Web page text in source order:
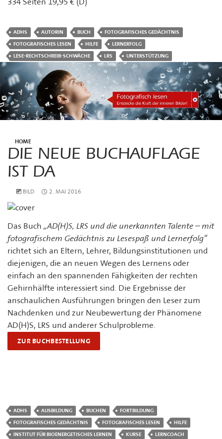
ADHS AUTORIN BUCH
FOTOGRAFISCHES GEDÄCHTNIS
FOTOGRAFISCHES LESEN
HILFE
LERNERFOLG
LESE-RECHTSCHREIB-SCHWÄCHE
LRS UNTERSTÜTZUNG
HOME
DIE NEUE BUCHAUFLAGE
IST DA
BILD 2. MAI 2016
Das Buch „AD(H)S, LRS und die unerkannten Talente – mit
fotografischem Gedächtnis zu Lesespaß und Lernerfolg“
richtet sich an Eltern, Lehrer, Bildungsinstitutionen und
diejenigen, die an neuen Wegen des Lernens oder
einfach an den spannenden Fähigkeiten der rechten
Gehirnhälfte interessiert sind. Die Ergebnisse der
anschaulichen Ausführungen bringen den Leser zum
Nachdenken und zur Neubewertung der Phänomene
AD(H)S, LRS und anderer Schulprobleme.
ZUR BUCHBESTELLUNG
ADHS AUSBILDUNG BUCHEN
FORTBILDUNG
FOTOGRAFISCHES GEDÄCHTNIS
FOTOGRAFISCHES LESEN
HILFE
INSTITUT FÜR BIOENERGETISCHES LERNEN
KURSE
LERNCOACH